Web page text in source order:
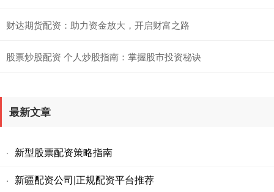
财达期货配资：助力资金放大，开启财富之路
股票炒股配资 个人炒股指南：掌握股市投资秘诀
最新文章
· 新型股票配资策略指南
· 新疆配资公司|正规配资平台推荐